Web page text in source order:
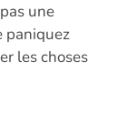
une
paniquez
les choses